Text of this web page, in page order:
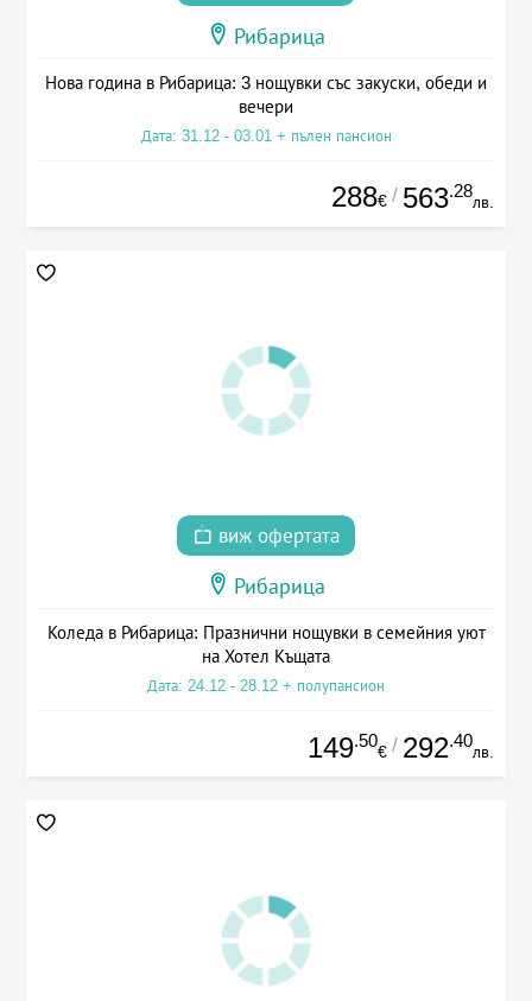
Рибарица
Нова година в Рибарица: 3 нощувки със закуски, обеди и
вечери
Дата: 31.12 - 03.01 + пълен пансион
288€ / 563.28
лв.
виж офертата
Рибарица
Коледа в Рибарица: Празнични нощувки в семейния уют
на Хотел Къщата
Дата: 24.12 - 28.12 + полупансион
149.50
€ / 292.40
лв.